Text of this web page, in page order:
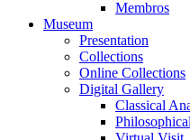
Membros
Museum
Presentation
Collections
Online Collections
Digital Gallery
Classical